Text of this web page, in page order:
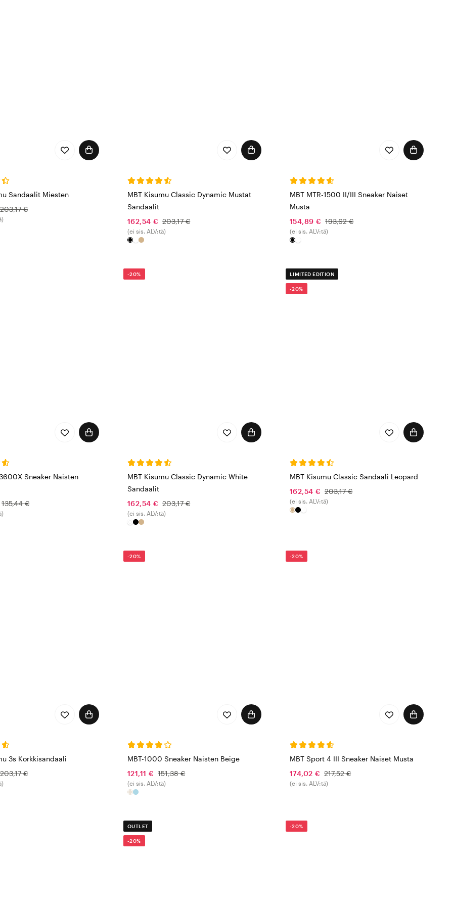
Sandaalit Miesten
203,17 €
MBT Kisumu Classic Dynamic Mustat
Sandaalit
162,54 € 203,17 €
(ei sis. ALV:tä)
MBT MTR-1500 II/III Sneaker Naiset
Musta
154,89 € 193,62 €
(ei sis. ALV:tä)
Sneaker Naisten
135,44 €
-20%
MBT Kisumu Classic Dynamic White
Sandaalit
162,54 € 203,17 €
(ei sis. ALV:tä)
LIMITED EDITION
-20%
MBT Kisumu Classic Sandaali Leopard
162,54 € 203,17 €
(ei sis. ALV:tä)
3s Korkkisandaali
203,17 €
-20%
MBT-1000 Sneaker Naisten Beige
121,11 € 151,38 €
(ei sis. ALV:tä)
-20%
MBT Sport 4 III Sneaker Naiset Musta
174,02 € 217,52 €
(ei sis. ALV:tä)
OUTLET
-20%
-20%